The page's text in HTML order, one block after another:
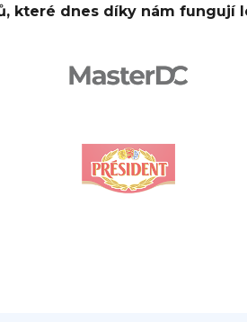
které dnes díky nám fungují